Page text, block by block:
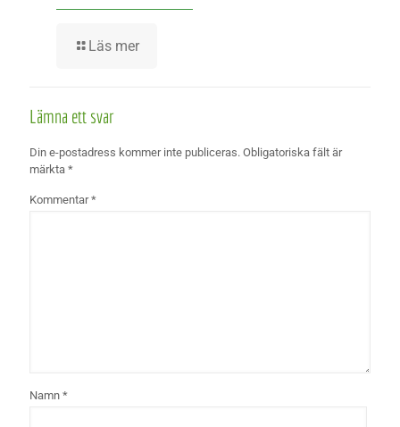
Läs mer
Lämna ett svar
Din e-postadress kommer inte publiceras. Obligatoriska fält är
märkta *
Kommentar*
Namn *